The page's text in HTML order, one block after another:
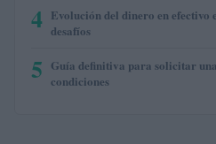
4 Evolución del dinero en efectivo
desafíos
5 Guía definitiva para solicitar
condiciones